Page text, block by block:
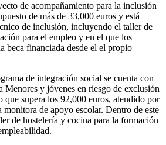
de acompañamiento para la inclusión
de más de 33,000 euros y está
de inclusión, incluyendo el taller de
para el empleo y en el que los
beca financiada desde el el propio
de integración social se cuenta con
Menores y jóvenes en riesgo de exclusión
que supera los 92,000 euros, atendido por
monitora de apoyo escolar. Dentro de este
de hostelería y cocina para la formación